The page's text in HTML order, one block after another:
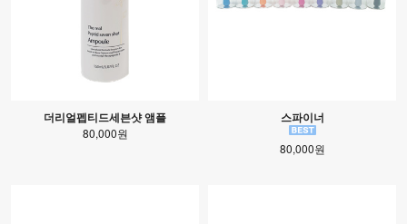
더리얼펩티드세븐샷 앰플
80,000원
스파이너
80,000원